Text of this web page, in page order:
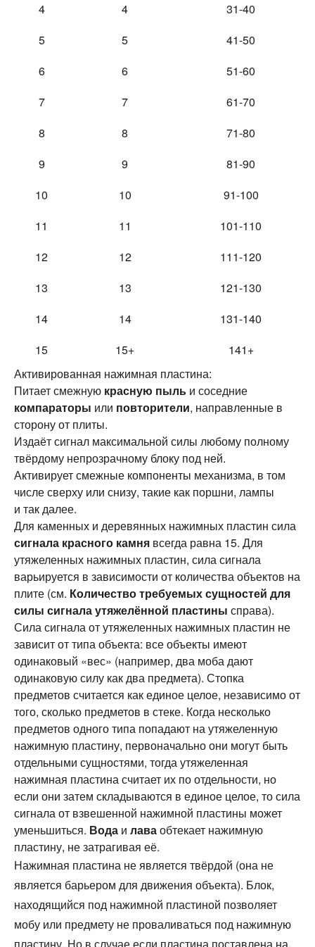
4 4
31-40
5
5
41-50
6
6
51-60
7
7
61-70
8
8
71-80
9
9
81-90
10
10
91-100
11
11
101-110
12
12
111-120
13
13
121-130
14
14
131-140
15
15+
141+
Активированная нажимная пластина:
Питает смежную красную пыль и соседние
компараторы или повторители, направленные в
сторону от плиты.
Издаёт сигнал максимальной силы любому полному
твёрдому непрозрачному блоку под ней.
Активирует смежные компоненты механизма, в том
числе сверху или снизу, такие как поршни, лампы
и так далее.
Для каменных и деревянных нажимных пластин сила
сигнала красного камня всегда равна 15. Для
утяжеленных нажимных пластин, сила сигнала
варьируется в зависимости от количества объектов на
плите (см. Количество требуемых сущностей для
силы сигнала утяжелённой пластины справа).
Сила сигнала от утяжеленных нажимных пластин не
зависит от типа объекта: все объекты имеют
одинаковый «вес» (например, два моба дают
одинаковую силу как два предмета). Стопка
предметов считается как единое целое, независимо от
того, сколько предметов в стеке. Когда несколько
предметов одного типа попадают на утяжеленную
нажимную пластину, первоначально они могут быть
отдельными сущностями, тогда утяжеленная
нажимная пластина считает их по отдельности, но
если они затем складываются в единое целое, то сила
сигнала от взвешенной нажимной пластины может
уменьшиться. Вода и лаваобтекает нажимную
пластину, не затрагивая её.
Нажимная пластина не является твёрдой (она не
является барьером для движения объекта). Блок,
находящийся под нажимной пластиной позволяет
мобу или предмету не проваливаться под нажимную